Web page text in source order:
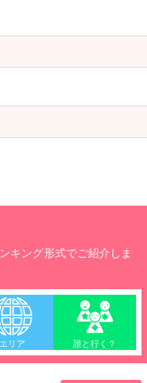
キング形式でご紹介しま
エリア 誰と行く？